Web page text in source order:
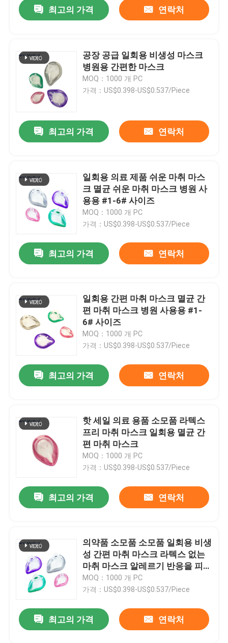
최고의 가격 연락처
공장 공급 일회용 비생성 마스크
병원용 간편한 마스크
MOQ：1000 개 PC
가격：US$0.398-US$0.537/Piece
최고의 가격 연락처
일회용 의료 제품 쉬운 마취 마스
크 멸균 쉬운 마취 마스크 병원 사
용용 #1-6# 사이즈
MOQ：1000 개 PC
가격：US$0.398-US$0.537/Piece
최고의 가격 연락처
일회용 간편 마취 마스크 멸균 간
편 마취 마스크 병원 사용용 #1-
6# 사이즈
MOQ：1000 개 PC
가격：US$0.398-US$0.537/Piece
최고의 가격 연락처
핫 세일 의료 용품 소모품 라텍스
프리 마취 마스크 일회용 멸균 간
편 마취 마스크
MOQ：1000 개 PC
가격：US$0.398-US$0.537/Piece
최고의 가격 연락처
의약품 소모품 소모품 일회용 비생
성 간편 마취 마스크 라텍스 없는
마취 마스크 알레르기 반응을 피하
기 위해
MOQ：1000 개 PC
가격：US$0.398-US$0.537/Piece
최고의 가격 연락처